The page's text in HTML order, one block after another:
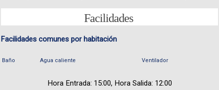
Facilidades
Facilidades comunes por habitación
Baño Agua caliente Ventilador
Hora Entrada: 15:00, Hora Salida: 12:00